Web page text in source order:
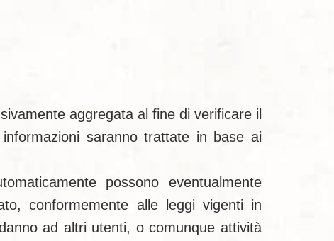
aggregata al fine di verificare il
saranno trattate in base ai
possono eventualmente
conformemente alle leggi vigenti in
ad altri utenti, o comunque attività